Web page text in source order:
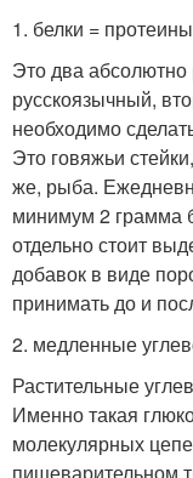
1. белки =
Это два
русскоязычный,
необходимо
Это говяжьи
же, рыба.
минимум 2 грамма
отдельно стоит
добавок в виде
принимать до и
2. медленные
Растительные
Именно такая
молекулярных